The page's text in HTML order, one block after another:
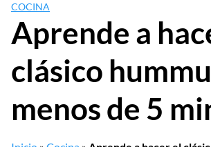
COCINA
Aprende a
clásico
menos de 5